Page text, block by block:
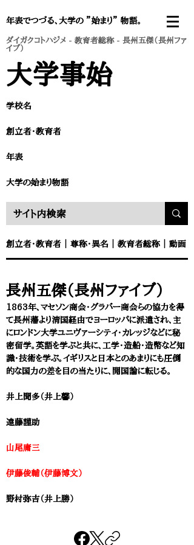
年表でつづる、大学の ”始まり” 物語。
ダイガクコトハジメ - 教育者総称- 長州五傑（長州ファ
イブ）
​大学事始
学校名
創立者・教育者​
​年表
​大学の始まり物語
創立者・教育者 尊称・異名 教育者総称 動画
長州五傑（長州ファイブ）
1863年、マセソン商会・グラバー商会らの協力を得
て長州藩より清国経由でヨーロッパに派遣され、主
にロンドン大学ユニヴァーシティ・カレッジなどに秘
密留学。英語を学ぶと共に、工学・造船・造幣など知
識・技術を学ぶ。イギリスと日本とのあまりにも圧倒
的な国力の差を目の当たりに、開国論に転じる。
井上聞多（井上馨）
遠藤謹助
山尾庸三
伊藤俊輔（伊藤博文）
野村弥吉（井上勝）